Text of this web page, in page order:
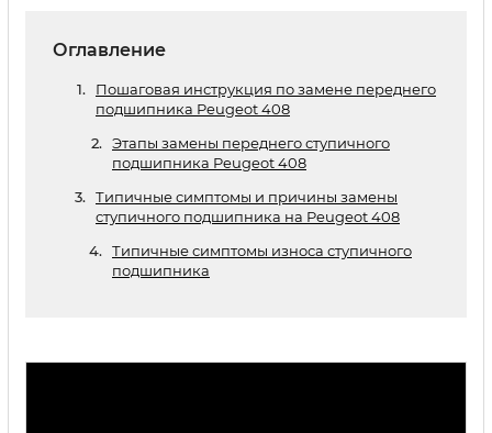
Оглавление
Пошаговая инструкция по замене переднего
подшипника Peugeot 408
Этапы замены переднего ступичного
подшипника Peugeot 408
Типичные симптомы и причины замены
ступичного подшипника на Peugeot 408
Типичные симптомы износа ступичного
подшипника